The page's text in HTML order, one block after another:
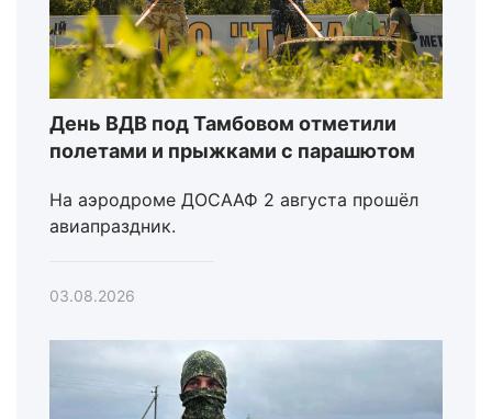
День ВДВ под Тамбовом отметили
полетами и прыжками с парашютом
На аэродроме ДОСААФ 2 августа прошёл
авиапраздник.
03.08.2026